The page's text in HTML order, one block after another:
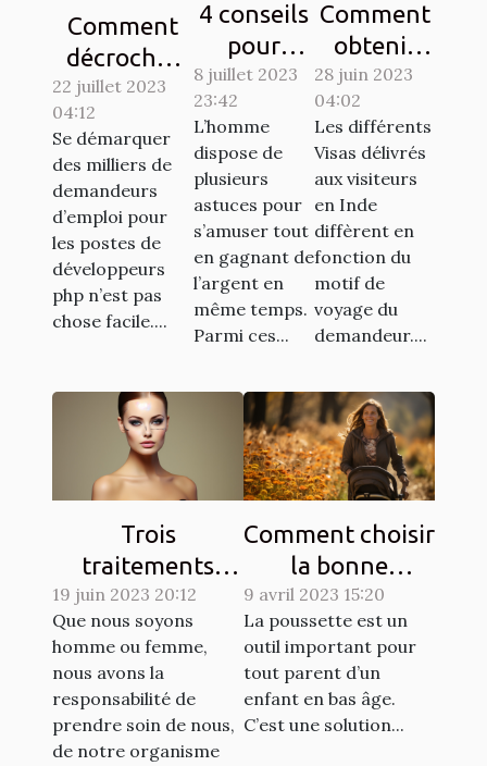
Comment
décrocher
son emploi
de rêve en
tant que
développeur
PHP ?
22 juillet 2023
04:12
Se démarquer
des milliers de
demandeurs
d’emploi pour
les postes de
développeurs
php n’est pas
chose facile....
4 conseils
pour
gagner au
jeu de
casino
aviator
8 juillet 2023
23:42
L’homme
dispose de
plusieurs
astuces pour
s’amuser tout
en gagnant de
l’argent en
même temps.
Parmi ces...
Comment
obtenir
son visa
pour
l’inde ?
28 juin 2023
04:02
Les différents
Visas délivrés
aux visiteurs
en Inde
diffèrent en
fonction du
motif de
voyage du
demandeur....
Trois
traitements
dermatologiques
pour améliorer
l'apparence de
votre peau
19 juin 2023 20:12
Que nous soyons
homme ou femme,
nous avons la
responsabilité de
prendre soin de nous,
de notre organisme
Comment choisir
la bonne
poussette pour
un enfant ?
9 avril 2023 15:20
La poussette est un
outil important pour
tout parent d’un
enfant en bas âge.
C’est une solution...